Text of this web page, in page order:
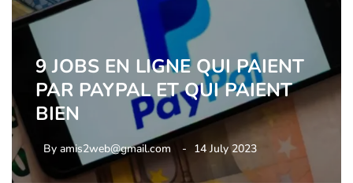
9 JOBS EN LIGNE QUI PAIENT
PAR PAYPAL ET QUI PAIENT
BIEN
By amis2web@gmail.com 14 July 2023